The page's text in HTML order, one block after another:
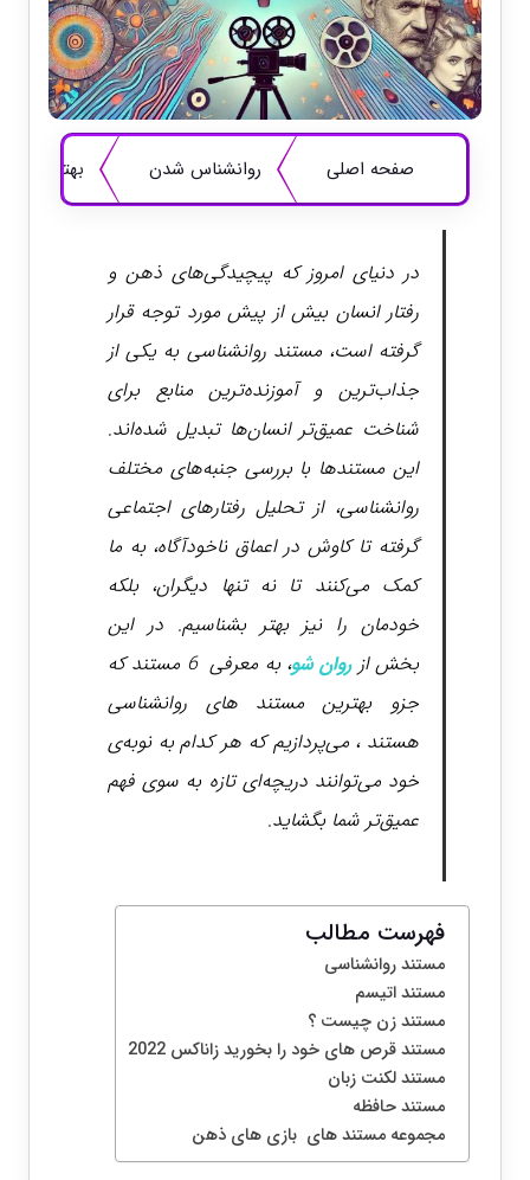
صفحه اصلی روانشناس شدن بهترین
در دنیای امروز که پیچیدگی‌های ذهن و
رفتار انسان بیش از پیش مورد توجه قرار
گرفته است، مستند روانشناسی به یکی از
جذاب‌ترین و آموزنده‌ترین منابع برای
شناخت عمیق‌تر انسان‌ها تبدیل شده‌اند.
این مستندها با بررسی جنبه‌های مختلف
روانشناسی، از تحلیل رفتارهای اجتماعی
گرفته تا کاوش در اعماق ناخودآگاه، به ما
کمک می‌کنند تا نه تنها دیگران، بلکه
خودمان را نیز بهتر بشناسیم. در این
بخش ازروان شو
، به معرفی 6 مستند که
جزو بهترین مستند های روانشناسی
هستند ، می‌پردازیم که هر کدام به نوبه‌ی
خود می‌توانند دریچه‌ای تازه به سوی فهم
عمیق‌تر شما بگشاید.
فهرست مطالب
مستند روانشناسی
مستند اتیسم
مستند زن چیست ؟
مستند قرص های خود را بخورید زاناکس 2022
مستند لکنت زبان
مستند حافظه
مجموعه مستند های بازی های ذهن